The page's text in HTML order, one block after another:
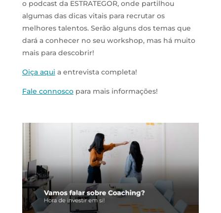
o podcast da ESTRATEGOR, onde partilhou
algumas das dicas vitais para recrutar os
melhores talentos. Serão alguns dos temas que
dará a conhecer no seu workshop, mas há muito
mais para descobrir!
Oiça aqui a entrevista completa!
Fale connoscopara mais informações!